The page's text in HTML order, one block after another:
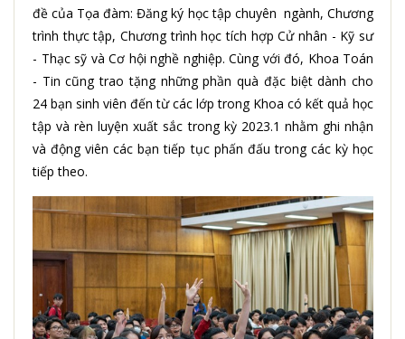
đề của Tọa đàm: Đăng ký học tập chuyên ngành, Chương
trình thực tập, Chương trình học tích hợp Cử nhân - Kỹ sư
- Thạc sỹ và Cơ hội nghề nghiệp. Cùng với đó, Khoa Toán
- Tin cũng trao tặng những phần quà đặc biệt dành cho
24 bạn sinh viên đến từ các lớp trong Khoa có kết quả học
tập và rèn luyện xuất sắc trong kỳ 2023.1 nhằm ghi nhận
và động viên các bạn tiếp tục phấn đấu trong các kỳ học
tiếp theo.